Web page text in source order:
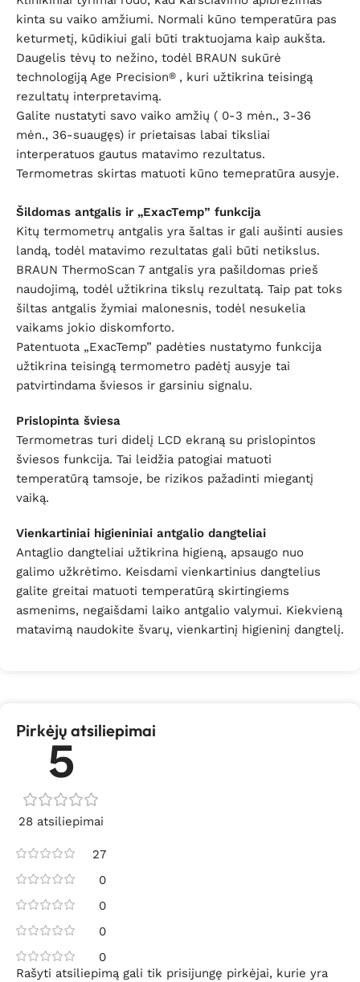
kinta su vaiko amžiumi. Normali kūno temperatūra pas
keturmetį, kūdikiui gali būti traktuojama kaip aukšta.
Daugelis tėvų to nežino, todėl BRAUN sukūrė
technologiją Age Precision® , kuri užtikrina teisingą
rezultatų interpretavimą.
Galite nustatyti savo vaiko amžių ( 0-3 mėn., 3-36
mėn., 36-suaugęs) ir prietaisas labai tiksliai
interperatuos gautus matavimo rezultatus.
Termometras skirtas matuoti kūno temepratūra ausyje.
Šildomas antgalis ir „ExacTemp” funkcija
Kitų termometrų antgalis yra šaltas ir gali aušinti ausies
landą, todėl matavimo rezultatas gali būti netikslus.
BRAUN ThermoScan 7 antgalis yra pašildomas prieš
naudojimą, todėl užtikrina tikslų rezultatą. Taip pat toks
šiltas antgalis žymiai malonesnis, todėl nesukelia
vaikams jokio diskomforto.
Patentuota „ExacTemp” padėties nustatymo funkcija
užtikrina teisingą termometro padėtį ausyje tai
patvirtindama šviesos ir garsiniu signalu.
Prislopinta šviesa
Termometras turi didelį LCD ekraną su prislopintos
šviesos funkcija. Tai leidžia patogiai matuoti
temperatūrą tamsoje, be rizikos pažadinti miegantį
vaiką.
Vienkartiniai higieniniai antgalio dangteliai
Antaglio dangteliai užtikrina higieną, apsaugo nuo
galimo užkrėtimo. Keisdami vienkartinius dangtelius
galite greitai matuoti temperatūrą skirtingiems
asmenims, negaišdami laiko antgalio valymui. Kiekvieną
matavimą naudokite švarų, vienkartinį higieninį dangtelį.
Pirkėjų atsiliepimai
5
28 atsiliepimai
27
0
0
0
0
Rašyti atsiliepimą gali tik prisijungę pirkėjai, kurie yra